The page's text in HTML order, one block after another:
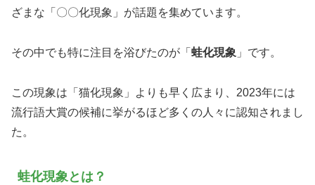
ざまな「〇〇化現象」が話題を集めています。
その中でも特に注目を浴びたのが「 蛙化現象 」です。
この現象は「猫化現象」よりも早く広まり、2023年には
流行語大賞の候補に挙がるほど多くの人々に認知されまし
た。
蛙化現象とは？